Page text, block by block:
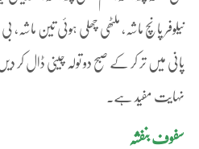
نیلوفر پانچ ماشہ، ملٹھی چھلی ہوئی تین
پانی میں تر کر کے صبح دو تولہ چینی ڈال
نہایت مفید ہے۔
سفوف بنفشہ